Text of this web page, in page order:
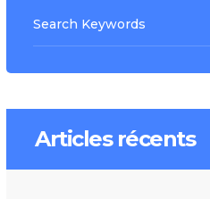
Articles récents